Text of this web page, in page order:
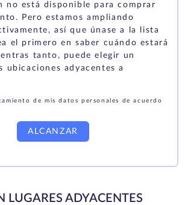
no está disponible para comprar
Pero estamos ampliando
así que únase a la lista
el primero en saber cuándo estará
tanto, puede elegir un
ubicaciones adyacentes a
de mis datos personales de acuerdo
ALCANZAR
LUGARES ADYACENTES